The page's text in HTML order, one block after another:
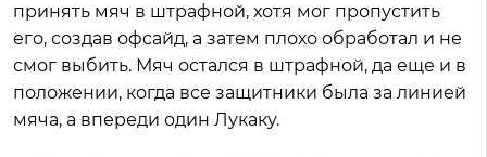
принять мяч в штрафной, хотя мог пропустить
его, создав офсайд, а затем плохо обработал и не
смог выбить. Мяч остался в штрафной, да еще и в
положении, когда все защитники была за линией
мяча, а впереди один Лукаку.